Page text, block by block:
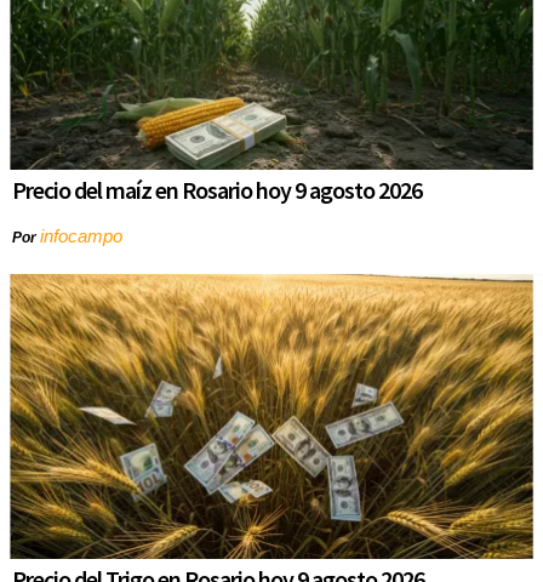
Precio del maíz en Rosario hoy 9 agosto 2026
Porinfocampo